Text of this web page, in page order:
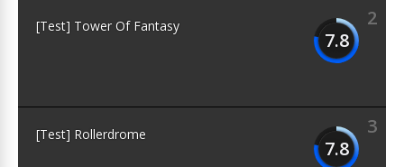
2
7.8
[Test] Tower Of Fantasy
3
7.8
[Test] Rollerdrome